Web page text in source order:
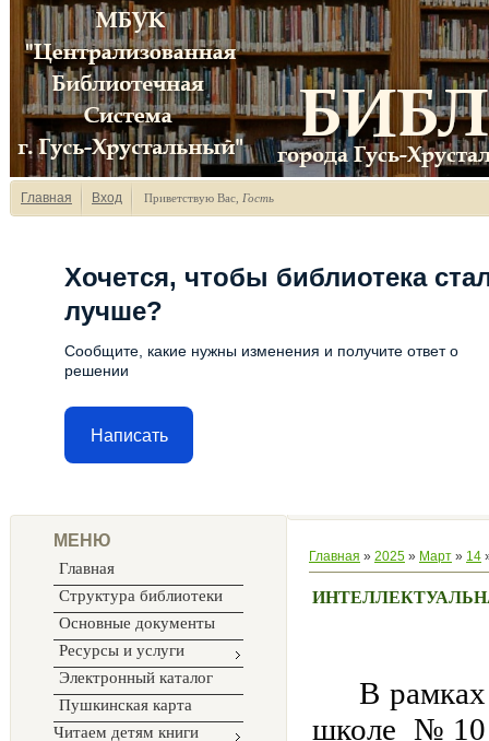
Главная Вход Приветствую Вас Гость
Хочется, чтобы библиотека
лучше?
Сообщите, какие нужны изменения и получите ответ о
решении
Написать
МЕНЮ
Главная
Структура библиотеки
Основные документы
Ресурсы и услуги
Электронный каталог
Пушкинская карта
Читаем детям книги
Главная » 2025 » Март » 14
В
школе №10